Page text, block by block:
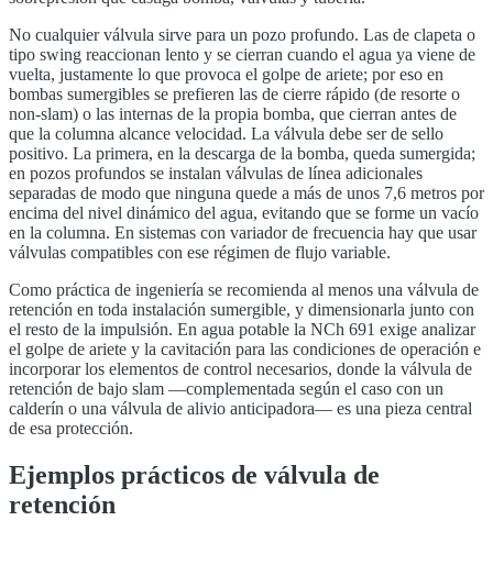
No cualquier válvula sirve para un pozo profundo. Las de clapeta o
tipo swing reaccionan lento y se cierran cuando el agua ya viene de
vuelta, justamente lo que provoca el golpe de ariete; por eso en
bombas sumergibles se prefieren las de cierre rápido (de resorte o
non-slam) o las internas de la propia bomba, que cierran antes de
que la columna alcance velocidad. La válvula debe ser de sello
positivo. La primera, en la descarga de la bomba, queda sumergida;
en pozos profundos se instalan válvulas de línea adicionales
separadas de modo que ninguna quede a más de unos 7,6 metros por
encima del nivel dinámico del agua, evitando que se forme un vacío
en la columna. En sistemas con variador de frecuencia hay que usar
válvulas compatibles con ese régimen de flujo variable.
Como práctica de ingeniería se recomienda al menos una válvula de
retención en toda instalación sumergible, y dimensionarla junto con
el resto de la impulsión. En agua potable la NCh 691 exige analizar
el golpe de ariete y la cavitación para las condiciones de operación e
incorporar los elementos de control necesarios, donde la válvula de
retención de bajo slam —complementada según el caso con un
calderín o una válvula de alivio anticipadora— es una pieza central
de esa protección.
Ejemplos prácticos de válvula de
retención